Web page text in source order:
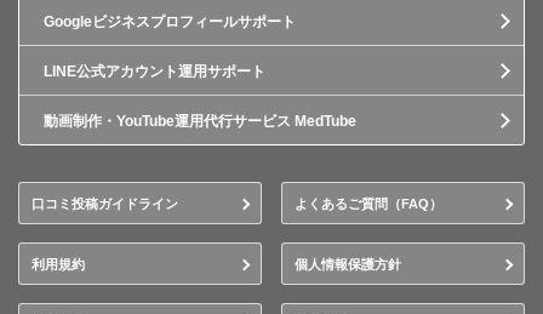
Googleビジネスプロフィールサポート
LINE公式アカウント運用サポート
動画制作・YouTube運用代行サービス MedTube
口コミ投稿ガイドライン よくあるご質問（FAQ）
利用規約 個人情報保護方針